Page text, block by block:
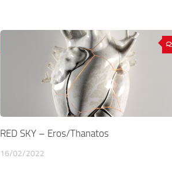
RED SKY – Eros/Thanatos
16/02/2022